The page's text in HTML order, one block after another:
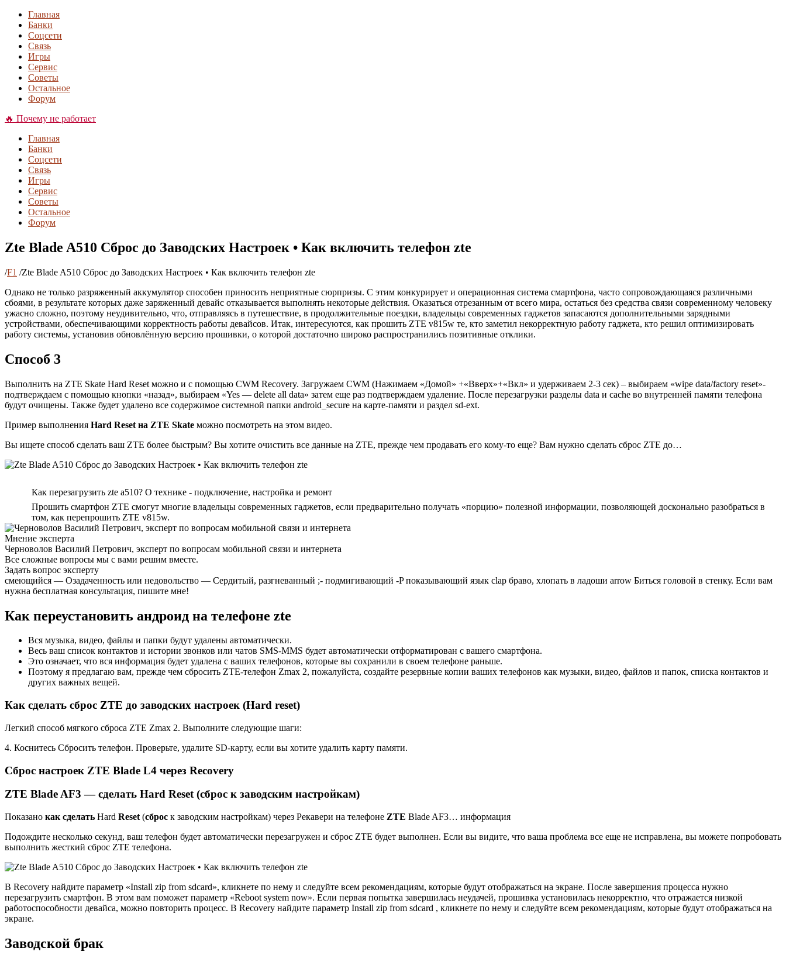
Главная
Банки
Соцсети
Связь
Игры
Сервис
Советы
Остальное
Форум
🔥 Почему не работает
Главная
Банки
Соцсети
Связь
Игры
Сервис
Советы
Остальное
Форум
Zte Blade A510 Сброс до Заводских Настроек • Как включить телефон zte
/F1 /Zte Blade A510 Сброс до Заводских Настроек • Как включить телефон zte
Однако не только разряженный аккумулятор способен приносить неприятные сюрпризы. С этим конкурирует и операционная система смартфона, часто сопровождающаяся различными
сбоями, в результате которых даже заряженный девайс отказывается выполнять некоторые действия. Оказаться отрезанным от всего мира, остаться без средства связи современному человеку
ужасно сложно, поэтому неудивительно, что, отправляясь в путешествие, в продолжительные поездки, владельцы современных гаджетов запасаются дополнительными зарядными
устройствами, обеспечивающими корректность работы девайсов. Итак, интересуются, как прошить ZTE v815w те, кто заметил некорректную работу гаджета, кто решил оптимизировать
работу системы, установив обновлённую версию прошивки, о которой достаточно широко распространились позитивные отклики.
Способ 3
Выполнить на ZTE Skate Hard Reset можно и с помощью CWM Recovery. Загружаем CWM (Нажимаем «Домой» +«Вверх»+«Вкл» и удерживаем 2-3 сек) – выбираем «wipe data/factory reset»-
подтверждаем с помощью кнопки «назад», выбираем «Yes — delete all data» затем еще раз подтверждаем удаление. После перезагрузки разделы data и cache во внутренней памяти телефона
будут очищены. Также будет удалено все содержимое системной папки android_secure на карте-памяти и раздел sd-ext.
Пример выполнения Hard Reset на ZTE Skate можно посмотреть на этом видео.
Вы ищете способ сделать ваш ZTE более быстрым? Вы хотите очистить все данные на ZTE, прежде чем продавать его кому-то еще? Вам нужно сделать сброс ZTE до…
Как перезагрузить zte a510? О технике - подключение, настройка и ремонт
Прошить смартфон ZTE смогут многие владельцы современных гаджетов, если предварительно получать «порцию» полезной информации, позволяющей досконально разобраться в
том, как перепрошить ZTE v815w.
Мнение эксперта
Черноволов Василий Петрович, эксперт по вопросам мобильной связи и интернета
Все сложные вопросы мы с вами решим вместе.
Задать вопрос эксперту
смеющийся — Озадаченность или недовольство — Сердитый, разгневанный ;- подмигивающий -P показывающий язык clap браво, хлопать в ладоши arrow Биться головой в стенку. Если вам
нужна бесплатная консультация, пишите мне!
Как переустановить андроид на телефоне zte
Вся музыка, видео, файлы и папки будут удалены автоматически.
Весь ваш список контактов и истории звонков или чатов SMS-MMS будет автоматически отформатирован с вашего смартфона.
Это означает, что вся информация будет удалена с ваших телефонов, которые вы сохранили в своем телефоне раньше.
Поэтому я предлагаю вам, прежде чем сбросить ZTE-телефон Zmax 2, пожалуйста, создайте резервные копии ваших телефонов как музыки, видео, файлов и папок, списка контактов и
других важных вещей.
Как сделать сброс ZTE до заводских настроек (Hard reset)
Легкий способ мягкого сброса ZTE Zmax 2. Выполните следующие шаги:
4. Коснитесь Сбросить телефон. Проверьте, удалите SD-карту, если вы хотите удалить карту памяти.
Сброс настроек ZTE Blade L4 через Recovery
ZTE Blade AF3 — сделать Hard Reset (сброс к заводским настройкам)
Показано как сделать Hard Reset (сброс к заводским настройкам) через Рекавери на телефоне ZTE Blade AF3… информация
Подождите несколько секунд, ваш телефон будет автоматически перезагружен и сброс ZTE будет выполнен. Если вы видите, что ваша проблема все еще не исправлена, вы можете попробовать
выполнить жесткий сброс ZTE телефона.
В Recovery найдите параметр «Install zip from sdcard», кликнете по нему и следуйте всем рекомендациям, которые будут отображаться на экране. После завершения процесса нужно
перезагрузить смартфон. В этом вам поможет параметр «Reboot system now». Если первая попытка завершилась неудачей, прошивка установилась некорректно, что отражается низкой
работоспособности девайса, можно повторить процесс. В Recovery найдите параметр Install zip from sdcard , кликнете по нему и следуйте всем рекомендациям, которые будут отображаться на
экране.
Заводской брак